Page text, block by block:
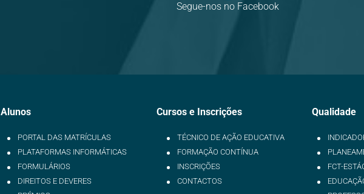
Segue-nos no Facebook
Alunos
PORTAL DAS MATRÍCULAS
PLATAFORMAS INFORMÁTICAS
FORMULÁRIOS
DIREITOS E DEVERES
Cursos e Inscrições
TÉCNICO DE AÇÃO EDUCATIVA
FORMAÇÃO CONTÍNUA
INSCRIÇÕES
CONTACTOS
Qualidade
FCT-